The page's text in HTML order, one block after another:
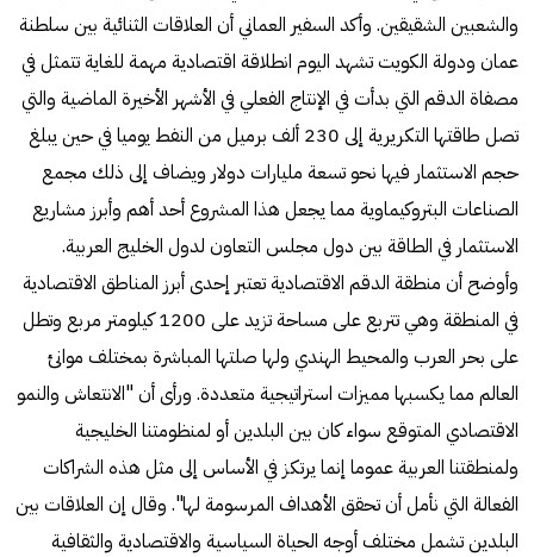
والشعبين الشقيقين. وأكد السفير العماني أن العلاقات الثنائية بين سلطنة
عمان ودولة الكويت تشهد اليوم انطلاقة اقتصادية مهمة للغاية تتمثل في
مصفاة الدقم التي بدأت في الإنتاج الفعلي في الأشهر الأخيرة الماضية والتي
تصل طاقتها التكريرية إلى 230 ألف برميل من النفط يوميا في حين يبلغ
حجم الاستثمار فيها نحو تسعة مليارات دولار ويضاف إلى ذلك مجمع
الصناعات البتروكيماوية مما يجعل هذا المشروع أحد أهم وأبرز مشاريع
الاستثمار في الطاقة بين دول مجلس التعاون لدول الخليج العربية.
وأوضح أن منطقة الدقم الاقتصادية تعتبر إحدى أبرز المناطق الاقتصادية
في المنطقة وهي تتربع على مساحة تزيد على 1200 كيلومتر مربع وتطل
على بحر العرب والمحيط الهندي ولها صلتها المباشرة بمختلف موانئ
العالم مما يكسبها مميزات استراتيجية متعددة. ورأى أن "الانتعاش والنمو
الاقتصادي المتوقع سواء كان بين البلدين أو لمنظومتنا الخليجية
ولمنطقتنا العربية عموما إنما يرتكز في الأساس إلى مثل هذه الشراكات
الفعالة التي نأمل أن تحقق الأهداف المرسومة لها". وقال إن العلاقات بين
البلدين تشمل مختلف أوجه الحياة السياسية والاقتصادية والثقافية